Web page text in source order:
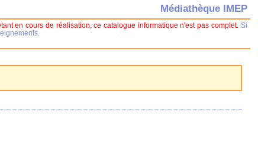
Médiathèque IMEP
en cours de réalisation, ce catalogue informatique n'est pas complet. Si